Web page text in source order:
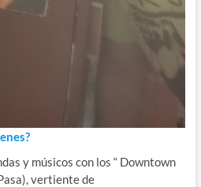
y músicos con los “ Downtown
vertiente de